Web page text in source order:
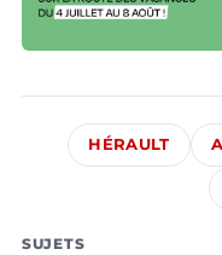
HÉRAULT
SUJETS